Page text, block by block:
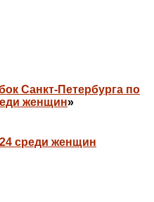
Санкт-Петербурга по
женщин»
среди женщин